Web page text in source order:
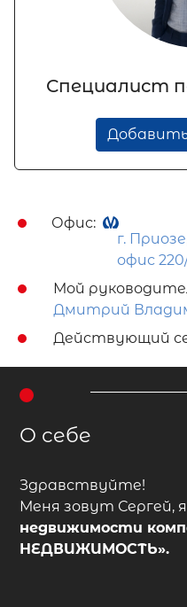
Специалист
Офис:
г.
офис
Мой
Дмитрий
Действующий
О себе
Здравствуйте!
Меня зовут Сергей,
недвижимости
НЕДВИЖИМОСТЬ».